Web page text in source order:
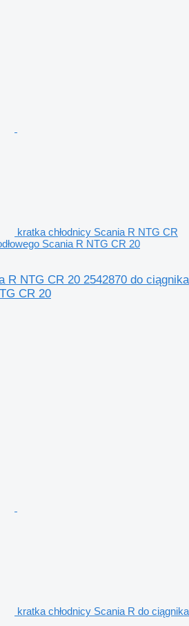
kratka chłodnicy Scania R NTG CR
Scania R NTG CR 20
R NTG CR 20 2542870 do ciągnika
CR 20
kratka chłodnicy Scania R do ciągnika